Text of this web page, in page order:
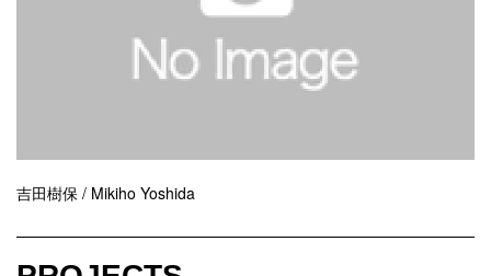
吉田樹保 / Mikiho Yoshida